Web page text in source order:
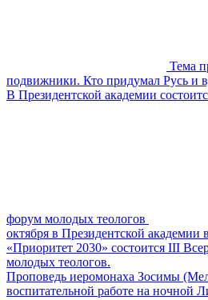
Тема
подвижники. Кто придумал Русь и
В Президентской академии
форум молодых теологов
октября в Президентской
«Приоритет 2030» состоится III
молодых теологов.
Проповедь иеромонаха Зосимы
воспитательной работе на ночной